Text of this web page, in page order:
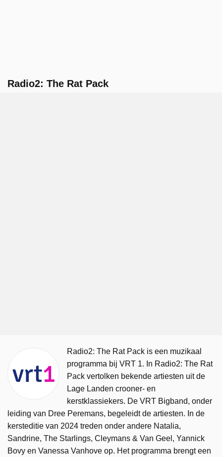
Radio2: The Rat Pack
Radio2: The Rat Pack is een muzikaal
programma bij VRT 1. In Radio2: The Rat
Pack vertolken bekende artiesten uit de
Lage Landen crooner- en
kerstklassiekers. De VRT Bigband, onder
leiding van Dree Peremans, begeleidt de artiesten. In de
kersteditie van 2024 treden onder andere Natalia,
Sandrine, The Starlings, Cleymans & Van Geel, Yannick
Bovy en Vanessa Vanhove op. Het programma brengt een